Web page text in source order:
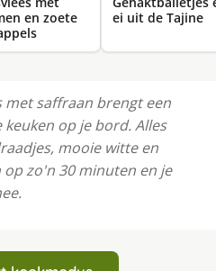
en zoete
ei uit de Tajine
met saffraan brengt een
keuken op je bord. Alles
mooie witte en
zo'n 30 minuten en je